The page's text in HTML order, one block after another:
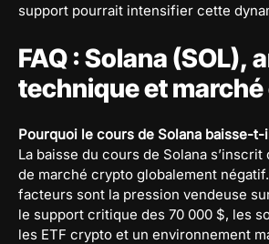
support pourrait intensifier cette
FAQ : Solana (SOL),
technique et
Pourquoi le cours de Solana baisse-t-
La baisse du cours de Solana
de marché crypto globalement
facteurs sont la pression vendeuse
le support critique des 70 000 $, les
les ETF crypto et un environnement